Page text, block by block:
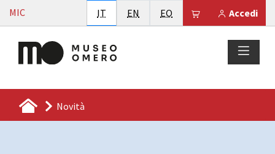
Vai al contenuto
MIC Accedi
Il tuo carrello è
IT Italiano
EN English
EO Esperanto
Novità